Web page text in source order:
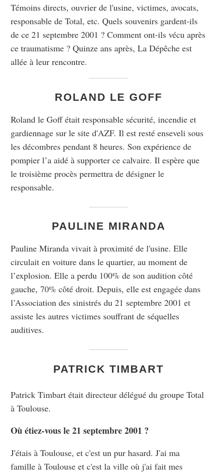
Témoins directs, ouvrier de l'usine, victimes, avocats,
responsable de Total, etc. Quels souvenirs gardent-ils
de ce 21 septembre 2001 ? Comment ont-ils vécu après
ce traumatisme ? Quinze ans après, La Dépêche est
allée à leur rencontre.
ROLAND LE GOFF
Roland le Goff était responsable sécurité, incendie et
gardiennage sur le site d'AZF. Il est resté enseveli sous
les décombres pendant 8 heures. Son expérience de
pompier l’a aidé à supporter ce calvaire. Il espère que
le troisième procès permettra de désigner le
responsable.
PAULINE MIRANDA
Pauline Miranda vivait à proximité de l'usine. Elle
circulait en voiture dans le quartier, au moment de
l’explosion. Elle a perdu 100% de son audition côté
gauche, 70% côté droit. Depuis, elle est engagée dans
l’Association des sinistrés du 21 septembre 2001 et
assiste les autres victimes souffrant de séquelles
auditives.
PATRICK TIMBART
Patrick Timbart était directeur délégué du groupe Total
à Toulouse.
Où étiez-vous le 21 septembre 2001 ?
J'étais à Toulouse, et c'est un pur hasard. J'ai ma
famille à Toulouse et c'est la ville où j'ai fait mes